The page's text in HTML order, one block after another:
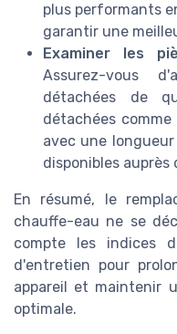
plus performants
garantir une
Examiner les
Assurez-vous
détachées de
détachées
avec une
disponibles
En résumé, le
chauffe-eau ne se
compte les indices
d'entretien pour
appareil et maintenir
optimale.